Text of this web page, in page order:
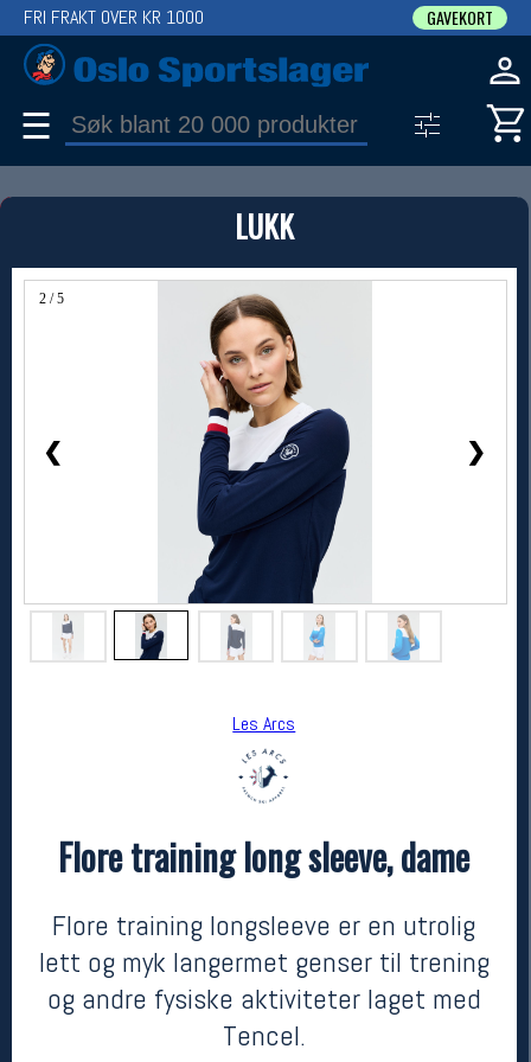
LUKK
2 / 5
❮ ❯
Les Arcs
Flore training long sleeve, dame
Flore training longsleeve er en utrolig
lett og myk langermet genser til trening
og andre fysiske aktiviteter laget med
Tencel.
FRI FRAKT OVER KR 1000 GAVEKORT
☰
PRODUKT
Produkter (1)
Bruk filter til å spisse søket
Les Arcs
Flore training long sleeve, dame
kr 899